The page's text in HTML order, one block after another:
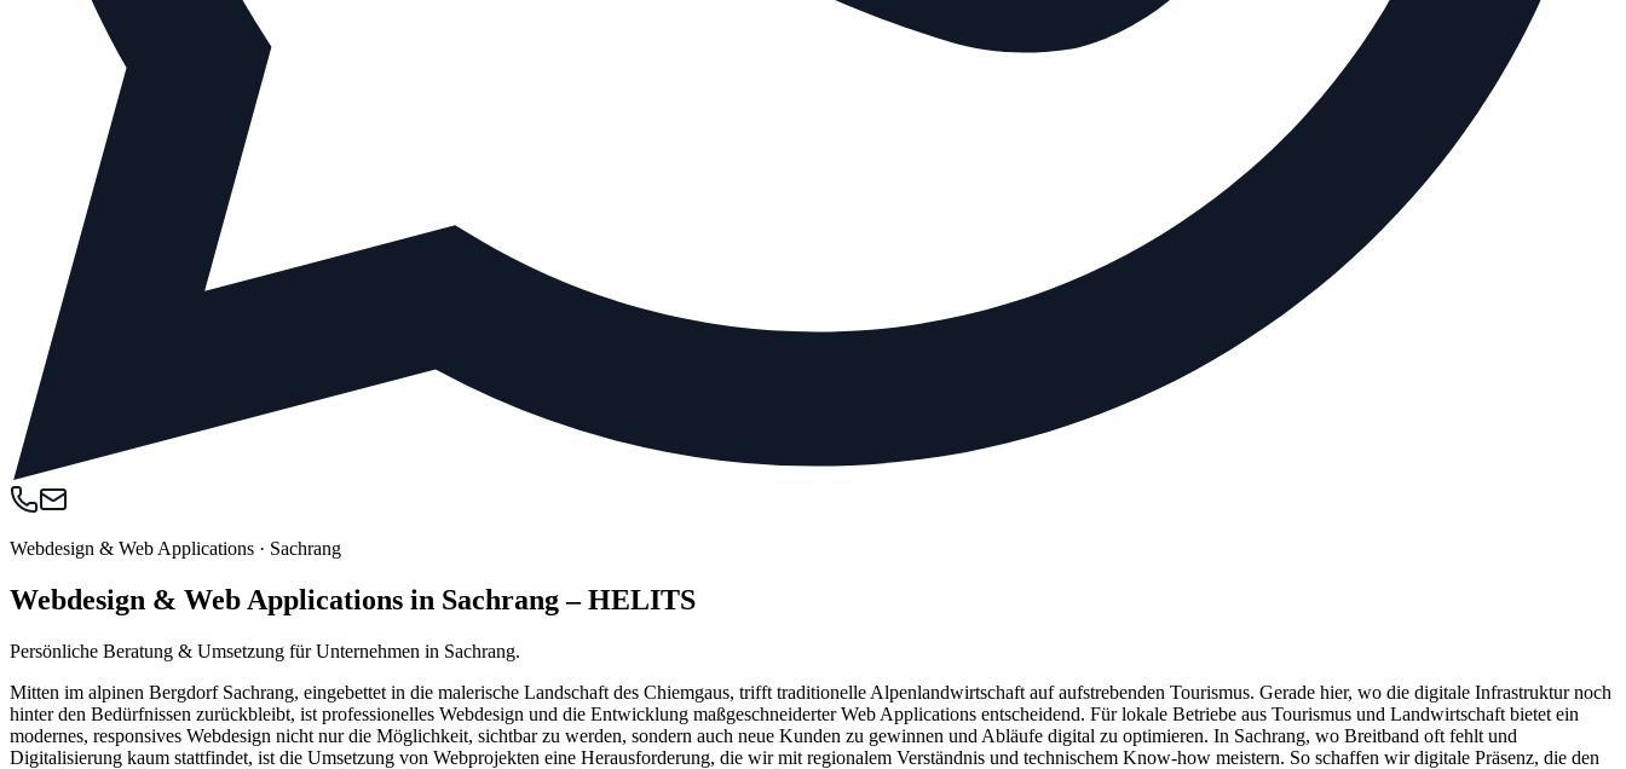
Webdesign & Web Applications · Sachrang
Webdesign & Web Applications in Sachrang – HELITS
Persönliche Beratung & Umsetzung für Unternehmen in Sachrang.
Mitten im alpinen Bergdorf Sachrang, eingebettet in die malerische Landschaft des Chiemgaus, trifft traditionelle Alpenlandwirtschaft auf aufstrebenden Tourismus. Gerade hier, wo die digitale Infrastruktur noch
hinter den Bedürfnissen zurückbleibt, ist professionelles Webdesign und die Entwicklung maßgeschneiderter Web Applications entscheidend. Für lokale Betriebe aus Tourismus und Landwirtschaft bietet ein
modernes, responsives Webdesign nicht nur die Möglichkeit, sichtbar zu werden, sondern auch neue Kunden zu gewinnen und Abläufe digital zu optimieren. In Sachrang, wo Breitband oft fehlt und
Digitalisierung kaum stattfindet, ist die Umsetzung von Webprojekten eine Herausforderung, die wir mit regionalem Verständnis und technischem Know-how meistern. So schaffen wir digitale Präsenz, die den